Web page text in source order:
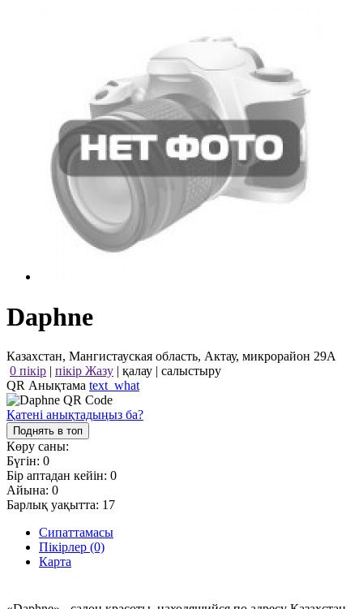
Daphne
Казахстан, Мангистауская область, Актау, микрорайон 29А
0 пікір | пікір Жазу | қалау | салыстыру
QR Анықтама text_what
Қатені анықтадыңыз ба?
Поднять в топ
Көру саны:
Бүгін: 0
Бір аптадан кейін: 0
Айына: 0
Барлық уақытта: 17
Сипаттамасы
Пікірлер (0)
Карта